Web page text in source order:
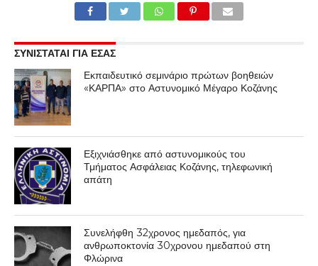
ΣΥΝΙΣΤΑΤΑΙ ΓΙΑ ΕΣΑΣ
Εκπαιδευτικό σεμινάριο πρώτων βοηθειών
«ΚΑΡΠΑ» στο Αστυνομικό Μέγαρο Κοζάνης
Εξιχνιάσθηκε από αστυνομικούς του
Τμήματος Ασφάλειας Κοζάνης, τηλεφωνική
απάτη
Συνελήφθη 32χρονος ημεδαπός, για
ανθρωποκτονία 30χρονου ημεδαπού στη
Φλώρινα